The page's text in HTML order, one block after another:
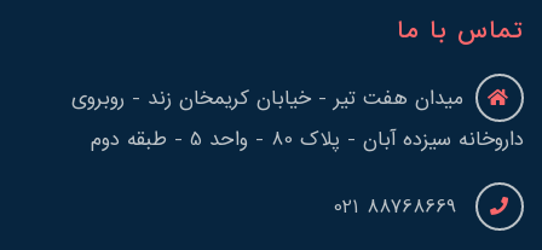
تماس با ما
میدان هفت تیر - خیابان کریمخان زند - روبروی
داروخانه سیزده آبان - پلاک 80 - واحد 5 - طبقه دوم
88768669 021